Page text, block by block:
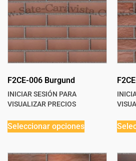
F2CE-006 Burgund
INICIAR SESIÓN PARA
VISUALIZAR PRECIOS
Seleccionar opciones